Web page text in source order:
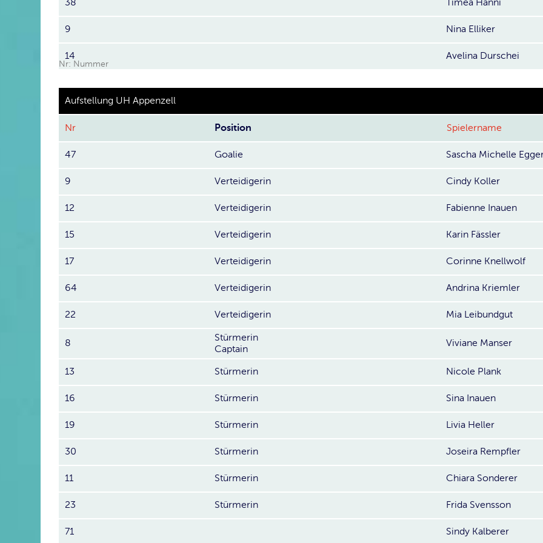
38 Timea Hänni
9 Nina Elliker
14 Avelina Durschei
Nr: Nummer
Aufstellung UH Appenzell
Nr Position Spielername
47 Goalie Sascha Michelle
9 Verteidigerin Cindy Koller
12 Verteidigerin Fabienne Inauen
15 Verteidigerin Karin Fässler
17 Verteidigerin Corinne Knellwolf
64 Verteidigerin Andrina Kriemler
22 Verteidigerin Mia Leibundgut
8
Stürmerin
Captain
Viviane Manser
13 Stürmerin Nicole Plank
16 Stürmerin Sina Inauen
19 Stürmerin Livia Heller
30 Stürmerin Joseira Rempfler
11 Stürmerin Chiara Sonderer
23 Stürmerin Frida Svensson
71 Sindy Kalberer